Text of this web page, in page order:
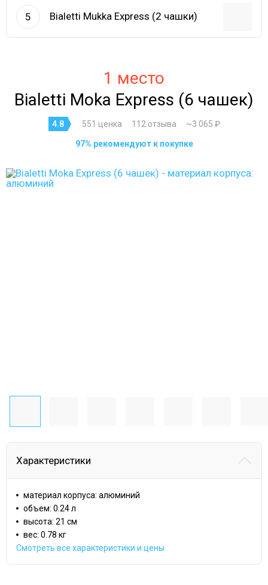
5 Bialetti Mukka Express (2 чашки)
1 место
Bialetti Moka Express (6 чашек)
4.8 551 ценка 112 отзыва ~3 065 ₽
97% рекомендуют к покупке
Характеристики
материал корпуса: алюминий
объем: 0.24 л
высота: 21 см
вес: 0.78 кг
Смотреть все характеристики и цены